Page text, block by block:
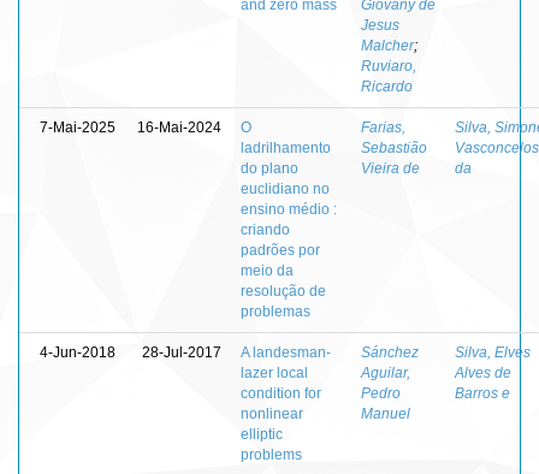
and zero mass
Giovany de
Jesus
Malcher;
Ruviaro,
Ricardo
7-Mai-2025 16-Mai-2024
O
ladrilhamento
do plano
euclidiano no
ensino médio :
criando
padrões por
meio da
resolução de
problemas
Farias,
Sebastião
Vieira de
Silva,
Vasconcelos
da
4-Jun-2018 28-Jul-2017
A landesman-
lazer local
condition for
nonlinear
elliptic
problems
Sánchez
Aguilar,
Pedro
Manuel
Silva, Elves
Alves de
Barros e